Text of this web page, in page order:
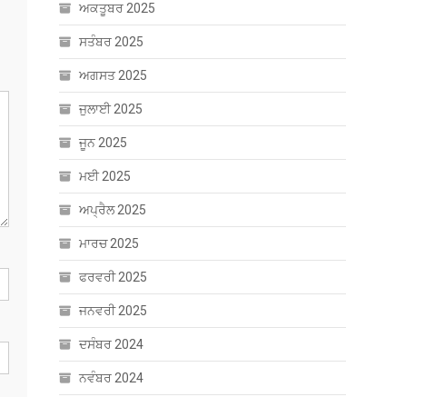
ਅਕਤੂਬਰ 2025
ਸਤੰਬਰ 2025
ਅਗਸਤ 2025
ਜੁਲਾਈ 2025
ਜੂਨ 2025
ਮਈ 2025
ਅਪ੍ਰੈਲ 2025
ਮਾਰਚ 2025
ਫਰਵਰੀ 2025
ਜਨਵਰੀ 2025
ਦਸੰਬਰ 2024
ਨਵੰਬਰ 2024